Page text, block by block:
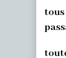
tous